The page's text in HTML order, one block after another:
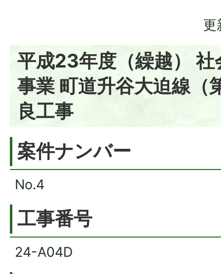
更
平成23年度（繰越） 社
事業 町道升谷大迫線（
良工事
案件ナンバー
No.4
工事番号
24-A04D